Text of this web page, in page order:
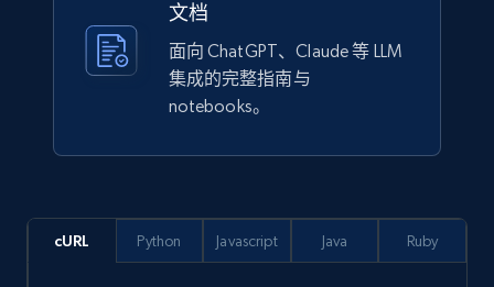
991+
more.
文档
面向 ChatGPT、Claude 等 LLM
集成的完整指南与
notebooks。
cURL Python Javascript Java Ruby